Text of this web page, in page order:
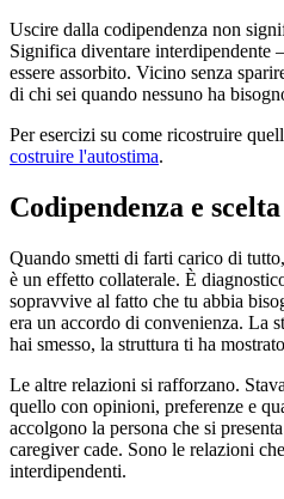
Uscire dalla codipendenza non
Significa diventare interdipendente
essere assorbito. Vicino senza
di chi sei quando nessuno ha
Per esercizi su come ricostruire
costruire l'autostima.
Codipendenza e
Quando smetti di farti carico di
è un effetto collaterale. È
sopravvive al fatto che tu abbia
era un accordo di convenienza. La
hai smesso, la struttura ti ha
Le altre relazioni si rafforzano.
quello con opinioni, preferenze e
accolgono la persona che si
caregiver cade. Sono le relazioni
interdipendenti.